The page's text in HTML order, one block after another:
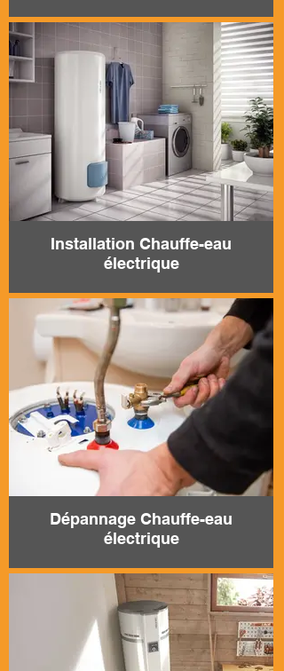
Installation Chauffe-eau
électrique
Dépannage Chauffe-eau
électrique